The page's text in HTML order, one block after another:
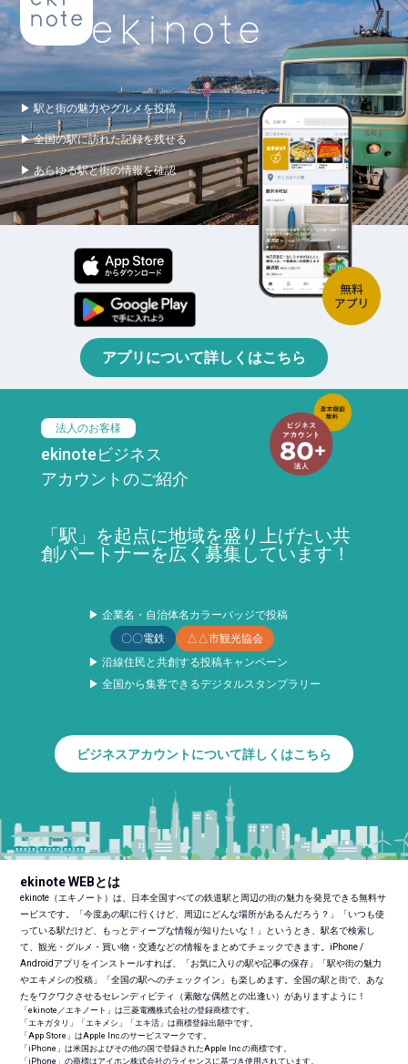
▶ 駅と街の魅力やグルメを投稿
▶ 全国の駅に訪れた記録を残せる
▶ あらゆる駅と街の情報を確認
アプリについて詳しくはこちら
法人のお客様
ekinoteビジネス
アカウントのご紹介
「駅」を起点に地域を盛り上げたい共
創パートナーを広く募集しています！
▶ 企業名・自治体名カラーバッジで投稿
〇〇電鉄
△△市観光協会
▶ 沿線住民と共創する投稿キャンペーン
▶ 全国から集客できるデジタルスタンプラリー
ビジネスアカウントについて詳しくはこちら
ekinote WEBとは
ekinote（エキノート）は、日本全国すべての鉄道駅と周辺の街の魅力を発見できる無料サ
ービスです。「今度あの駅に行くけど、周辺にどんな場所があるんだろう？」「いつも使
っている駅だけど、もっとディープな情報が知りたいな！」というとき、駅名で検索し
て、観光・グルメ・買い物・交通などの情報をまとめてチェックできます。iPhone /
Androidアプリをインストールすれば、「お気に入りの駅や記事の保存」「駅や街の魅力
やエキメシの投稿」「全国の駅へのチェックイン」も楽しめます。全国の駅と街で、あな
たをワクワクさせるセレンディピティ（素敵な偶然との出逢い）がありますように！
「ekinote／エキノート」は三菱電機株式会社の登録商標です。
「エキガタリ」「エキメシ」「エキ活」は商標登録出願中です。
「App Store」はApple Inc.のサービスマークです。
「iPhone」は米国およびその他の国で登録されたApple Inc.の商標です。
「iPhone」の商標はアイホン株式会社のライセンスに基づき使用されています。